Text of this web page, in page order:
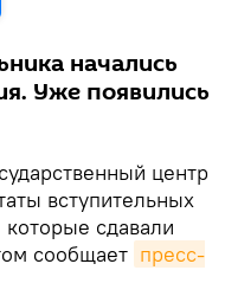
начались
Уже появились
центр
вступительных
которые сдавали
сообщает пресс-